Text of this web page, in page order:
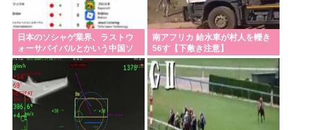
日本のソシャゲ業界、ラストウ
ォーサバイバルとかいう中国ソ
シャゲに覇権獲られて逝く
南アフリカ 給水車が村人を轢き
56す【下敷き注意】